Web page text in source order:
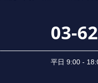
03-
平⽇ 9:00 -